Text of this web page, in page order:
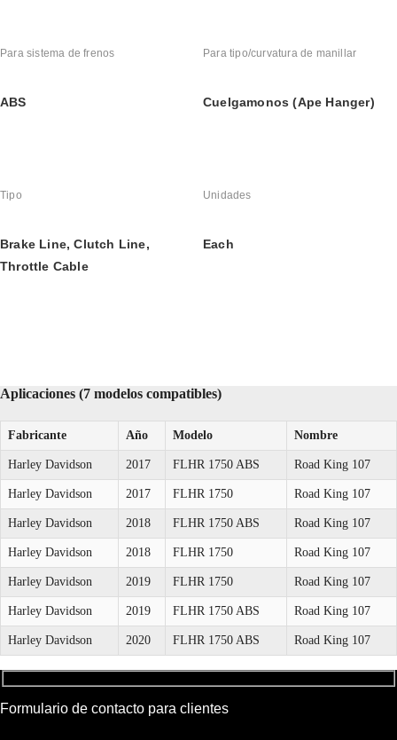
Para sistema de frenos
ABS
Para tipo/curvatura de manillar
Cuelgamonos (Ape Hanger)
Tipo
Brake Line, Clutch Line,
Throttle Cable
Unidades
Each
Aplicaciones (7 modelos compatibles)
Fabricante Año Modelo Nombre
Harley Davidson 2017 FLHR 1750 ABS Road King 107
Harley Davidson 2017 FLHR 1750 Road King 107
Harley Davidson 2018 FLHR 1750 ABS Road King 107
Harley Davidson 2018 FLHR 1750 Road King 107
Harley Davidson 2019 FLHR 1750 Road King 107
Harley Davidson 2019 FLHR 1750 ABS Road King 107
Harley Davidson 2020 FLHR 1750 ABS Road King 107
Formulario de contacto para clientes